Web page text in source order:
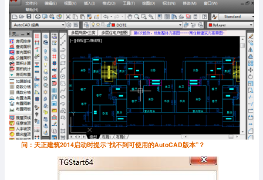
问：天正建筑2014启动时提示“找不到可使用的AutoCAD版本”？